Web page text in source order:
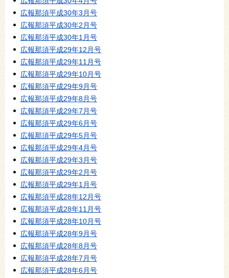
広報那須平成30年3月号
広報那須平成30年2月号
広報那須平成30年1月号
広報那須平成29年12月号
広報那須平成29年11月号
広報那須平成29年10月号
広報那須平成29年9月号
広報那須平成29年8月号
広報那須平成29年7月号
広報那須平成29年6月号
広報那須平成29年5月号
広報那須平成29年4月号
広報那須平成29年3月号
広報那須平成29年2月号
広報那須平成29年1月号
広報那須平成28年12月号
広報那須平成28年11月号
広報那須平成28年10月号
広報那須平成28年9月号
広報那須平成28年8月号
広報那須平成28年7月号
広報那須平成28年6月号